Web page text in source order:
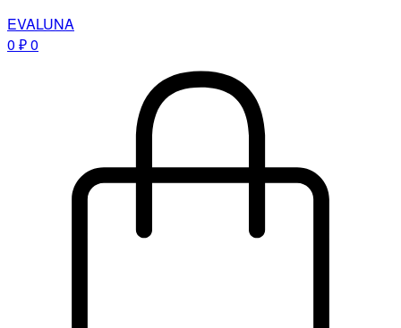
EVALUNA
0 ₽0